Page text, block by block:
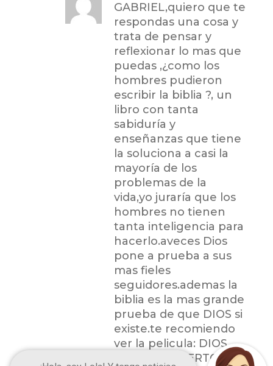
GABRIEL,quiero que te
respondas una cosa y
trata de pensar y
reflexionar lo mas que
puedas ,¿como los
hombres pudieron
escribir la biblia ?, un
libro con tanta
sabiduría y
enseñanzas que tiene
la soluciona a casi la
mayoría de los
problemas de la
vida,yo juraría que los
hombres no tienen
tanta inteligencia para
hacerlo.aveces Dios
pone a prueba a sus
mas fieles
seguidores.ademas la
biblia es la mas grande
prueba de que DIOS si
existe.te recomiendo
ver la pelicula: DIOS
NO ESTA MUERTO